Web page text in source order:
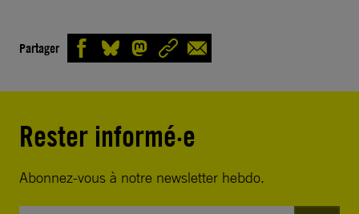
Partager
Rester informé·e
Abonnez-vous à notre newsletter hebdo.